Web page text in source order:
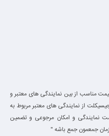
مناسب از بین نمایندگی های معتبر و
از نمایندگی های معتبر مربوط به
نمایندگی و امکان مرجوعی و تضمین
جمعمون جمع باشه "